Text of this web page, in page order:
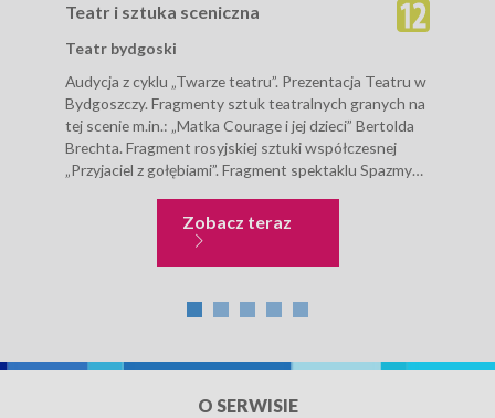
Teatr i sztuka sceniczna
Teatr bydgoski
Audycja z cyklu „Twarze teatru”. Prezentacja Teatru w
Bydgoszczy. Fragmenty sztuk teatralnych granych na
tej scenie m.in.: „Matka Courage i jej dzieci” Bertolda
Brechta. Fragment rosyjskiej sztuki współczesnej
„Przyjaciel z gołębiami”. Fragment spektaklu Spazmy
Zobacz terazTeatr i sztuka sceniczna
O SERWISIE